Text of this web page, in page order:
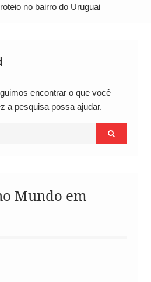
policial na Bahia prende 14
no bairro do Uruguai
encontrar o que você
a pesquisa possa ajudar.
Mundo em